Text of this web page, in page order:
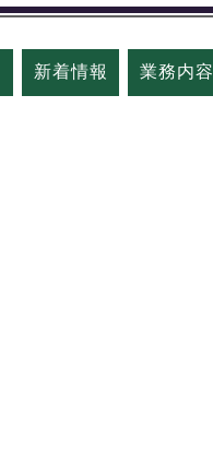
新着情報 業務内容